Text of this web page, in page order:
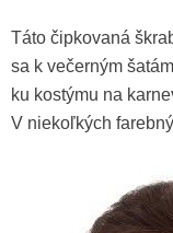
Táto čipkovaná
sa k večerným
ku kostýmu na
V niekoľkých